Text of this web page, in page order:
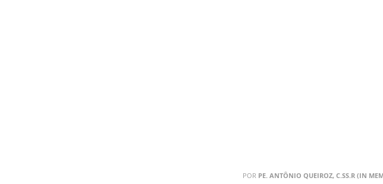
POR PE. ANTÔNIO QUEIROZ, C.SS.R (IN